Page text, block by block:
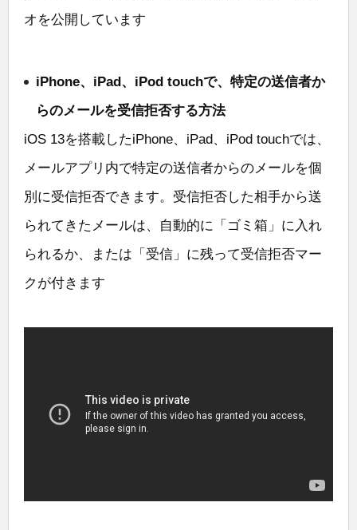
オを公開しています
iPhone、iPad、iPod touchで、特定の送信者か
らのメールを受信拒否する方法
iOS 13を搭載したiPhone、iPad、iPod touchでは、
メールアプリ内で特定の送信者からのメールを個
別に受信拒否できます。受信拒否した相手から送
られてきたメールは、自動的に「ゴミ箱」に入れ
られるか、または「受信」に残って受信拒否マー
クが付きます